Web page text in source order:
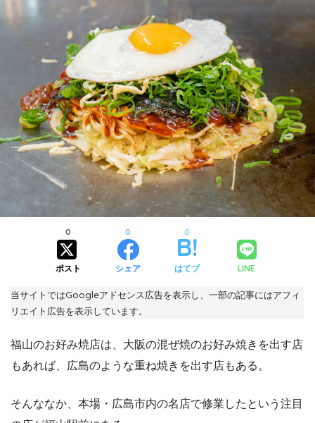
ポスト
0
シェア
0
はてブ
0
LINE
当サイトではGoogleアドセンス広告を表示し、一部の記事にはアフィ
リエイト広告を表示しています。
福山のお好み焼店は、大阪の混ぜ焼のお好み焼きを出す店
もあれば、広島のような重ね焼きを出す店もある。
そんななか、本場・広島市内の名店で修業したという注目